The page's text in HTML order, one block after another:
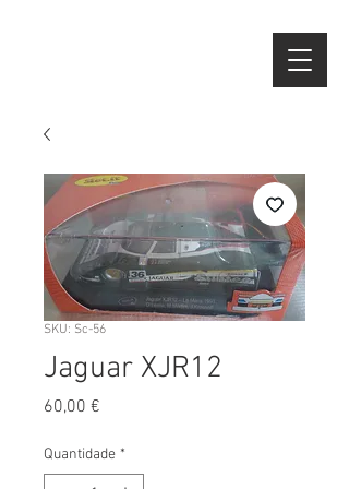
SKU: Sc-56
Jaguar XJR12
60,00 €
Quantidade *